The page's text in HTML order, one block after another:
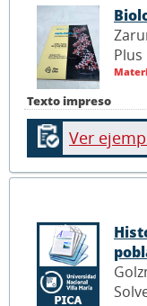
Texto impreso
Ver